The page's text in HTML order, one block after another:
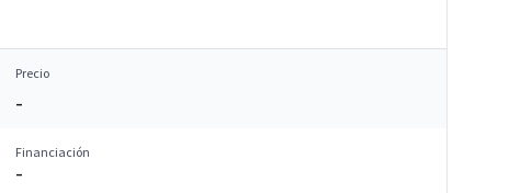
Precio
–
Financiación
–